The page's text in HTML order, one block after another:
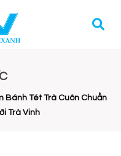
Bánh Tét Trà Cuôn Chuẩn
Trà Vinh